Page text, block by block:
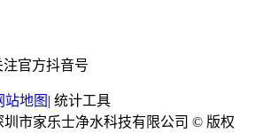
注官方抖音号
站地图 | 统计工具
圳市家乐士净水科技有限公司 © 版权
可以介绍下你们的产品么？